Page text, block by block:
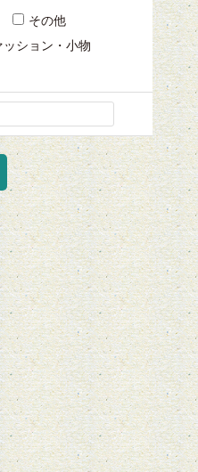
その他
ッション・小物